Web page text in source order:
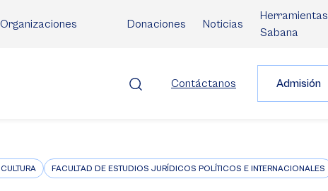
Organizaciones Donaciones Noticias
Herramientas
Sabana
Contáctanos Admisión
FACULTAD DE ESTUDIOS JURÍDICOS POLÍTICOS E INTERNACIONALES